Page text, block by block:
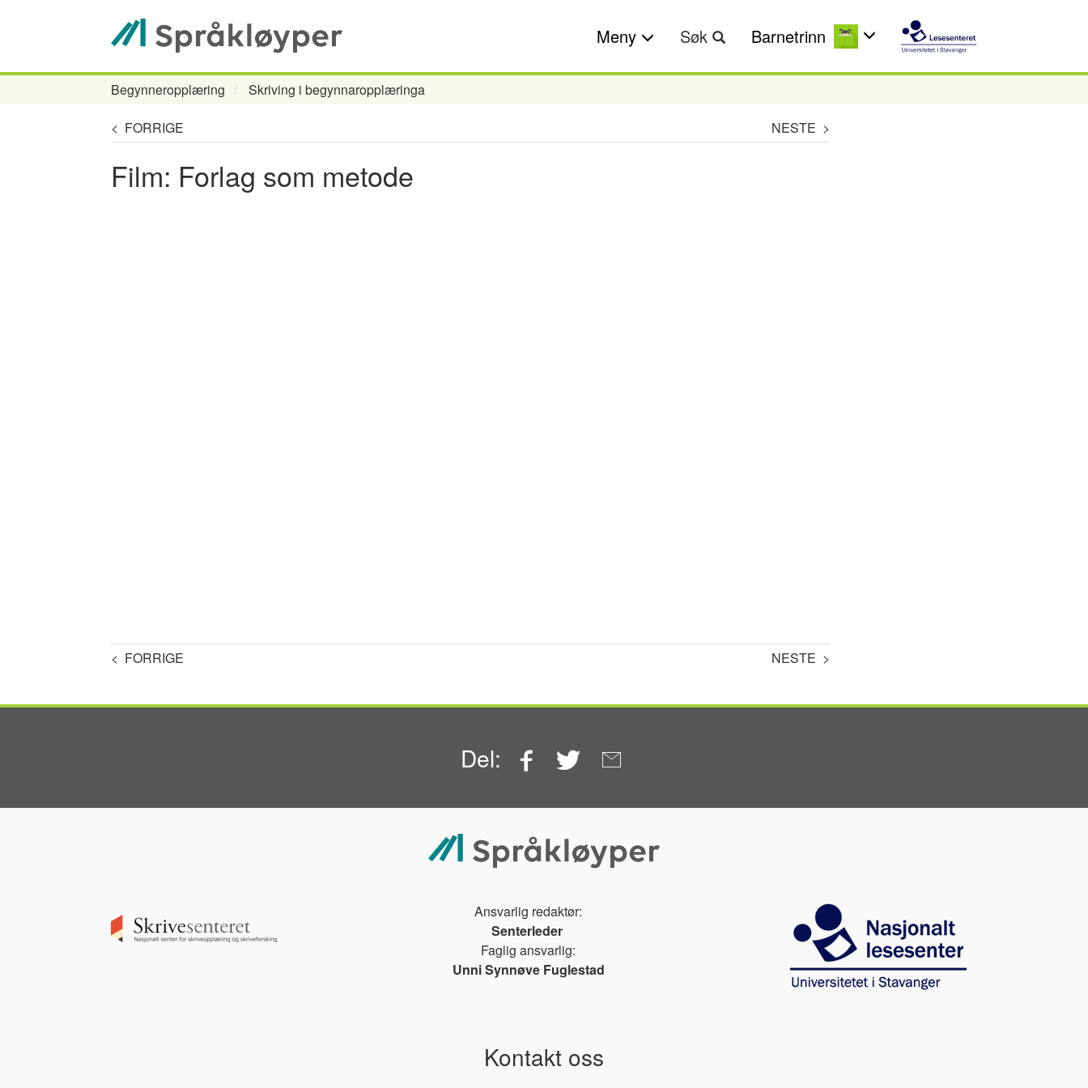
Meny Søk Barnetrinn
Navigasjonssti
Begynneropplæring Skriving i begynnaropplæringa
< FORRIGE NESTE >
Film: Forlag som metode
< FORRIGE NESTE >
Del: Facebook
Twitter
Image
Ansvarlig redaktør:
Senterleder
Faglig ansvarlig:
Unni Synnøve Fuglestad
Image
Kontakt oss